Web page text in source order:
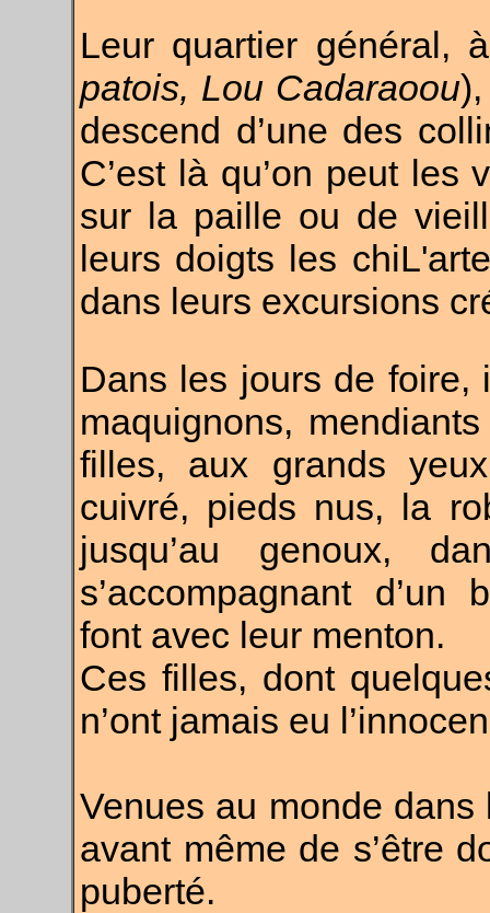
Leur quartier général,
patois, Lou Cadaraoou
descend d’une des
C’est là qu’on peut les
sur la paille ou de
leurs doigts les
dans leurs excursions
Dans les jours de foire,
maquignons,
filles, aux grands
cuivré, pieds nus, la
jusqu’au genoux,
s’accompagnant d’un
font avec leur menton.
Ces filles, dont
n’ont jamais eu
Venues au monde
avant même de s’être
puberté.